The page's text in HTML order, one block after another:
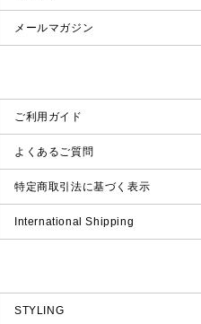
メールマガジン
ご利用ガイド
よくあるご質問
特定商取引法に基づく表示
International Shipping
STYLING